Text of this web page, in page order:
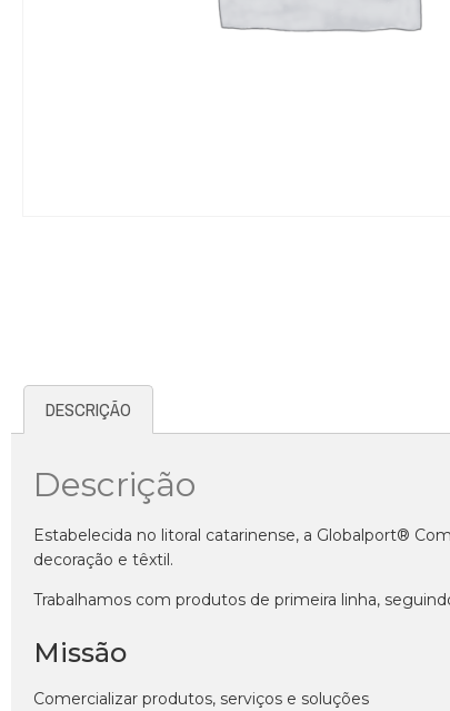
DESCRIÇÃO
Descrição
Estabelecida no litoral catarinense, a Globalport®
decoração e têxtil.
Trabalhamos com produtos de primeira linha,
Missão
Comercializar produtos, serviços e soluções